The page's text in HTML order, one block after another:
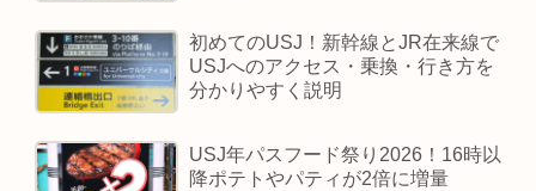
初めてのUSJ！新幹線とJR在来線で
USJへのアクセス・乗換・行き方を
分かりやすく説明
USJ年パスフード祭り2026！16時以
降ポテトやパティが2倍に増量